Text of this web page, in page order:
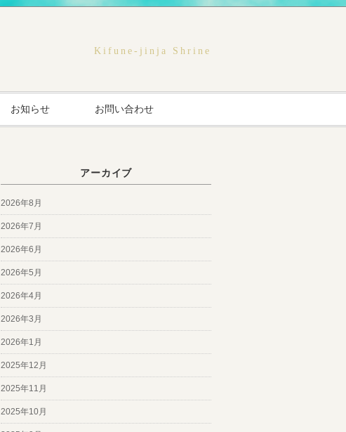
Kifune-jinja Shrine
お知らせ お問い合わせ
アーカイブ
2026年8月
2026年7月
2026年6月
2026年5月
2026年4月
2026年3月
2026年1月
2025年12月
2025年11月
2025年10月